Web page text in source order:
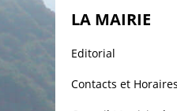
LA MAIRIE
Editorial
Contacts et Horaires